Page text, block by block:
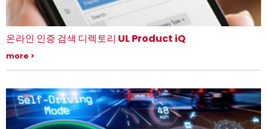
온라인 인증 검색 디렉토리 UL Product iQ
UL Solutions 의 온라인 인증 검색 디렉토리 UL Product iQ는 최신 데이터
more